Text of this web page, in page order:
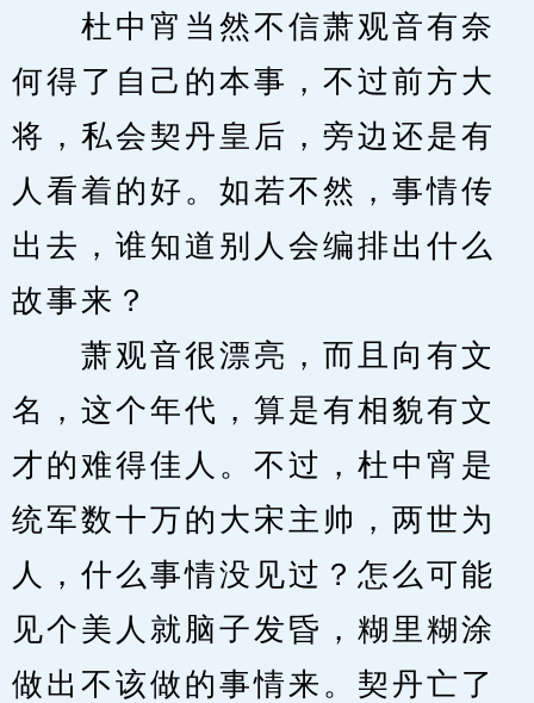
杜中宵当然不信萧观音有奈
何得了自己的本事，不过前方大
将，私会契丹皇后，旁边还是有
人看着的好。如若不然，事情传
出去，谁知道别人会编排出什么
故事来？
萧观音很漂亮，而且向有文
名，这个年代，算是有相貌有文
才的难得佳人。不过，杜中宵是
统军数十万的大宋主帅，两世为
人，什么事情没见过？怎么可能
见个美人就脑子发昏，糊里糊涂
做出不该做的事情来。契丹亡了